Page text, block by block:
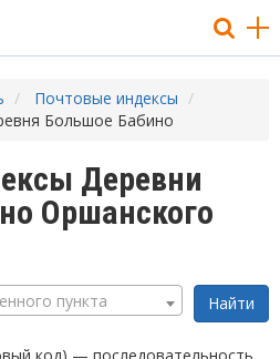
Почтовые индексы
Большое Бабино
Деревни
Оршанского
пункта